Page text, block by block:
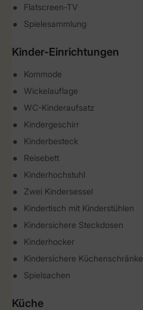
Flatscreen-TV
Spielesammlung
Kinder-Einrichtungen
Kommode
Wickelauflage
WC-Kinderaufsatz
Kindergeschirr
Kinderbesteck
Reisebett
Kinderhochstuhl
Zwei Kindersessel
Kindertisch mit Kinderstühlen
Kindersichere Steckdosen
Kinderhocker
Kindersichere Küchenschränke
Spielsachen
Küche